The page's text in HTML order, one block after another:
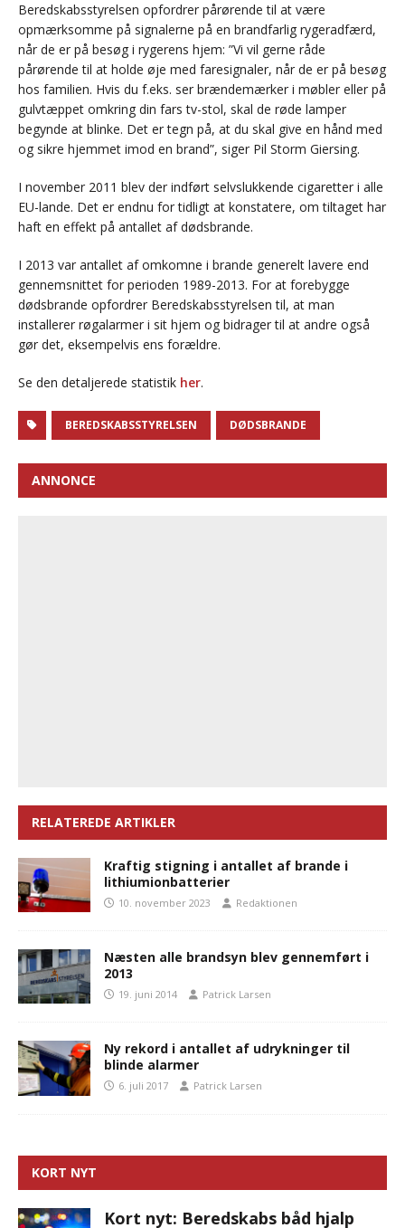
Beredskabsstyrelsen opfordrer pårørende til at være
opmærksomme på signalerne på en brandfarlig rygeradfærd,
når de er på besøg i rygerens hjem: ”Vi vil gerne råde
pårørende til at holde øje med faresignaler, når de er på besøg
hos familien. Hvis du f.eks. ser brændemærker i møbler eller på
gulvtæppet omkring din fars tv-stol, skal de røde lamper
begynde at blinke. Det er tegn på, at du skal give en hånd med
og sikre hjemmet imod en brand”, siger Pil Storm Giersing.
I november 2011 blev der indført selvslukkende cigaretter i alle
EU-lande. Det er endnu for tidligt at konstatere, om tiltaget har
haft en effekt på antallet af dødsbrande.
I 2013 var antallet af omkomne i brande generelt lavere end
gennemsnittet for perioden 1989-2013. For at forebygge
dødsbrande opfordrer Beredskabsstyrelsen til, at man
installerer røgalarmer i sit hjem og bidrager til at andre også
gør det, eksempelvis ens forældre.
Se den detaljerede statistik her.
BEREDSKABSSTYRELSEN DØDSBRANDE
ANNONCE
RELATEREDE ARTIKLER
Kraftig stigning i antallet af brande i
lithiumionbatterier
10. november 2023 Redaktionen
Næsten alle brandsyn blev gennemført i
2013
19. juni 2014 Patrick Larsen
Ny rekord i antallet af udrykninger til
blinde alarmer
6. juli 2017 Patrick Larsen
KORT NYT
Kort nyt: Beredskabs båd hjalp